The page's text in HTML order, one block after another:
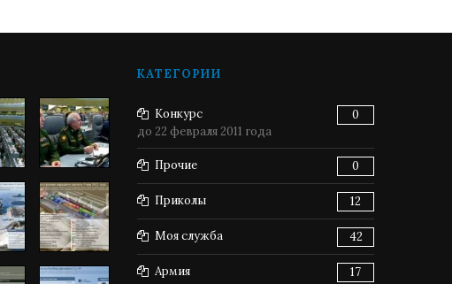
КАТЕГОРИИ
Конкурс
0
до 22 февраля 2011 года
Прочие 0
Приколы 12
Моя служба 42
Армия 17